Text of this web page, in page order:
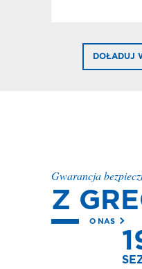
DOŁADUJ
Gwarancja
Z
O NAS
19